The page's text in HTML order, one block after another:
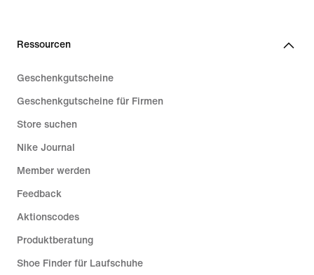
Ressourcen
Geschenkgutscheine
Geschenkgutscheine für Firmen
Store suchen
Nike Journal
Member werden
Feedback
Aktionscodes
Produktberatung
Shoe Finder für Laufschuhe